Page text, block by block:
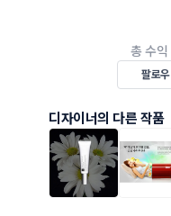
총 수익
팔로우
디자이너의 다른 작품